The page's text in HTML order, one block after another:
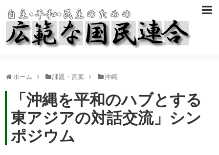
ホーム 課題・言葉 沖縄
「沖縄を平和のハブとする
東アジアの対話交流」シン
ポジウム